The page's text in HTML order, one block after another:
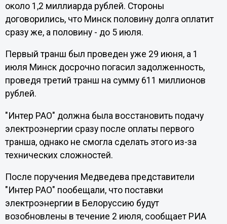
около 1,2 миллиарда рублей. Стороны
договорились, что Минск половину долга оплатит
сразу же, а половину - до 5 июля.
Первый транш был проведен уже 29 июня, а 1
июля Минск досрочно погасил задолженность,
проведя третий транш на сумму 611 миллионов
рублей.
"Интер РАО" должна была восстановить подачу
электроэнергии сразу после оплаты первого
транша, однако не смогла сделать этого из-за
технических сложностей.
После поручения Медведева представители
"Интер РАО" пообещали, что поставки
электроэнергии в Белоруссию будут
возобновлены в течение 2 июля, сообщает РИА